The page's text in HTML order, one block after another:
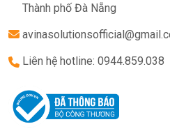
Thành phố Đà Nẵng
Liên hệ hotline: 0944.859.038